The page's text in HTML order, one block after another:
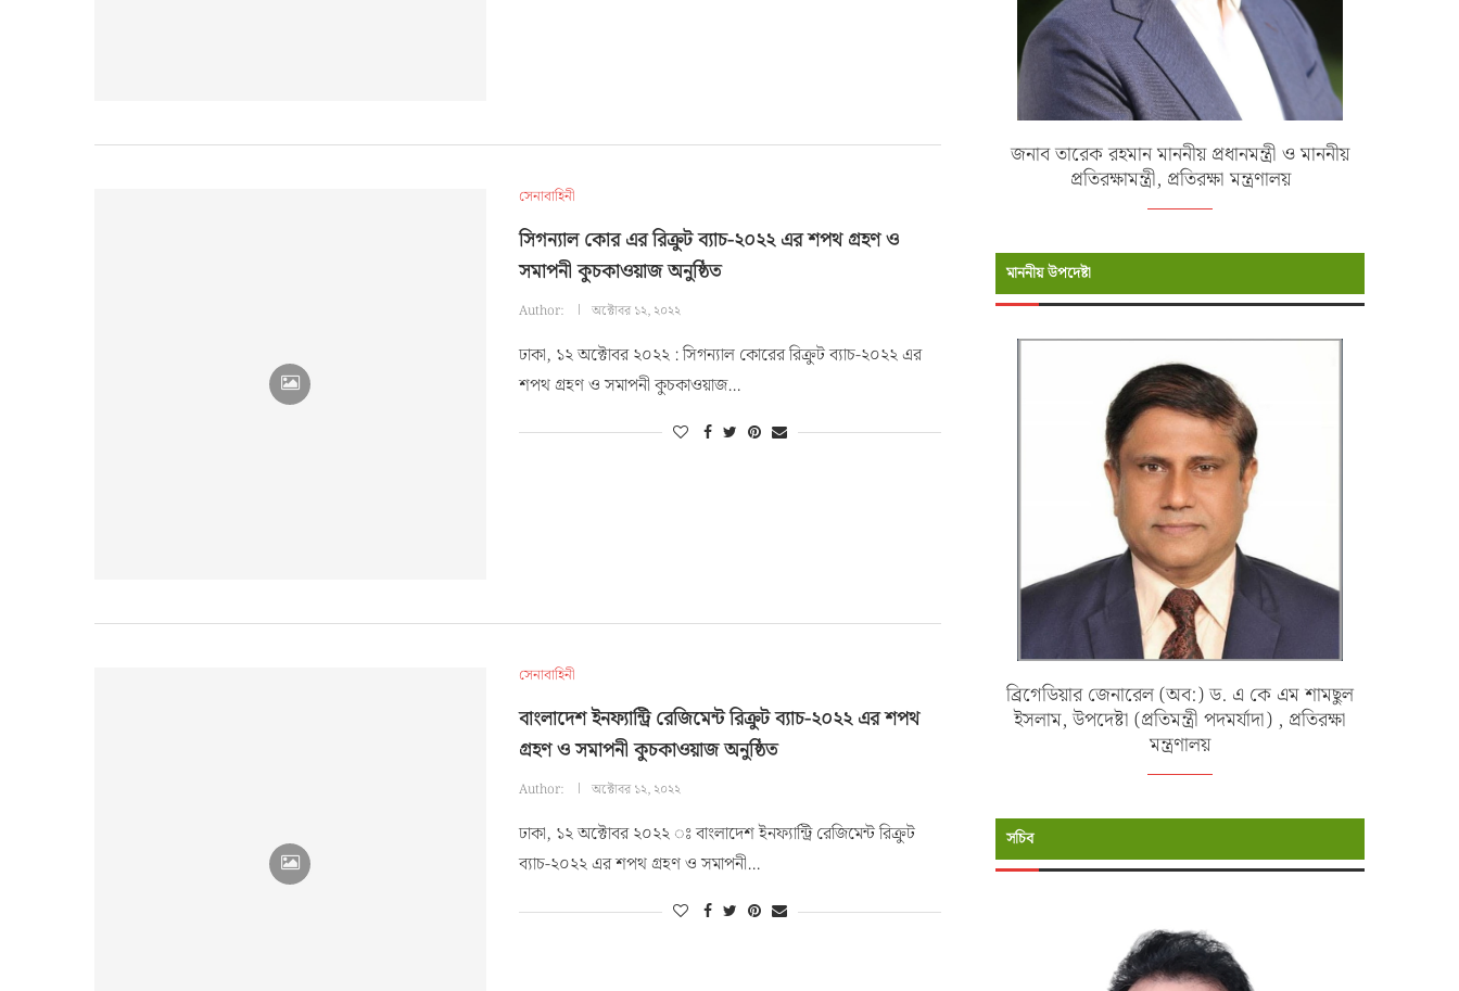
সেনাবাহিনী
সিগন্যাল কোর এর রিক্রুট ব্যাচ-২০২২ এর শপথ গ্রহণ ও
সমাপনী কুচকাওয়াজ অনুষ্ঠিত
Author: অক্টোবর ১২, ২০২২
ঢাকা, ১২ অক্টোবর ২০২২ : সিগন্যাল কোরের রিক্রুট ব্যাচ-২০২২ এর
শপথ গ্রহণ ও সমাপনী কুচকাওয়াজ…
সেনাবাহিনী
বাংলাদেশ ইনফ্যান্ট্রি রেজিমেন্ট রিক্রুট ব্যাচ-২০২২ এর শপথ
গ্রহণ ও সমাপনী কুচকাওয়াজ অনুষ্ঠিত
Author: অক্টোবর ১২, ২০২২
ঢাকা, ১২ অক্টোবর ২০২২ ঃ বাংলাদেশ ইনফ্যান্ট্রি রেজিমেন্ট রিক্রুট
ব্যাচ-২০২২ এর শপথ গ্রহণ ও সমাপনী…
জনাব তারেক রহমান মাননীয় প্রধানমন্ত্রী ও মাননীয়
প্রতিরক্ষামন্ত্রী, প্রতিরক্ষা মন্ত্রণালয়
মাননীয় উপদেষ্টা
ব্রিগেডিয়ার জেনারেল (অব:) ড. এ কে এম শামছুল
ইসলাম, উপদেষ্টা (প্রতিমন্ত্রী পদমর্যাদা) , প্রতিরক্ষা
মন্ত্রণালয়
সচিব